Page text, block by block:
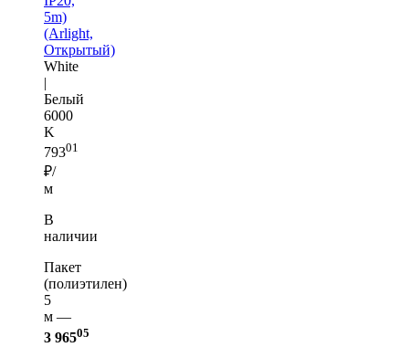
5m)
(Arlight,
Открытый)
White
|
Белый
6000
K
79301
₽/
м
В
наличии
Пакет
(полиэтилен)
5
м —
3 96505